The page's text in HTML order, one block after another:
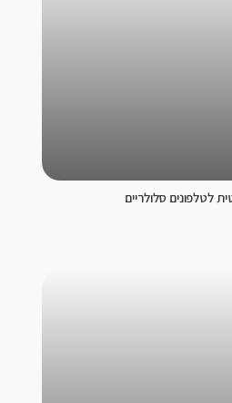
לטלפונים סלולריים